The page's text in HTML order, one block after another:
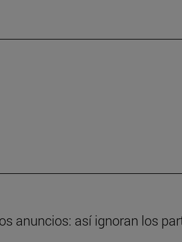
anuncios: así ignoran los